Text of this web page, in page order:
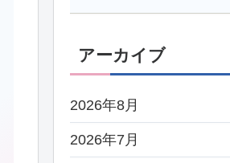
アーカイブ
2026年8月
2026年7月